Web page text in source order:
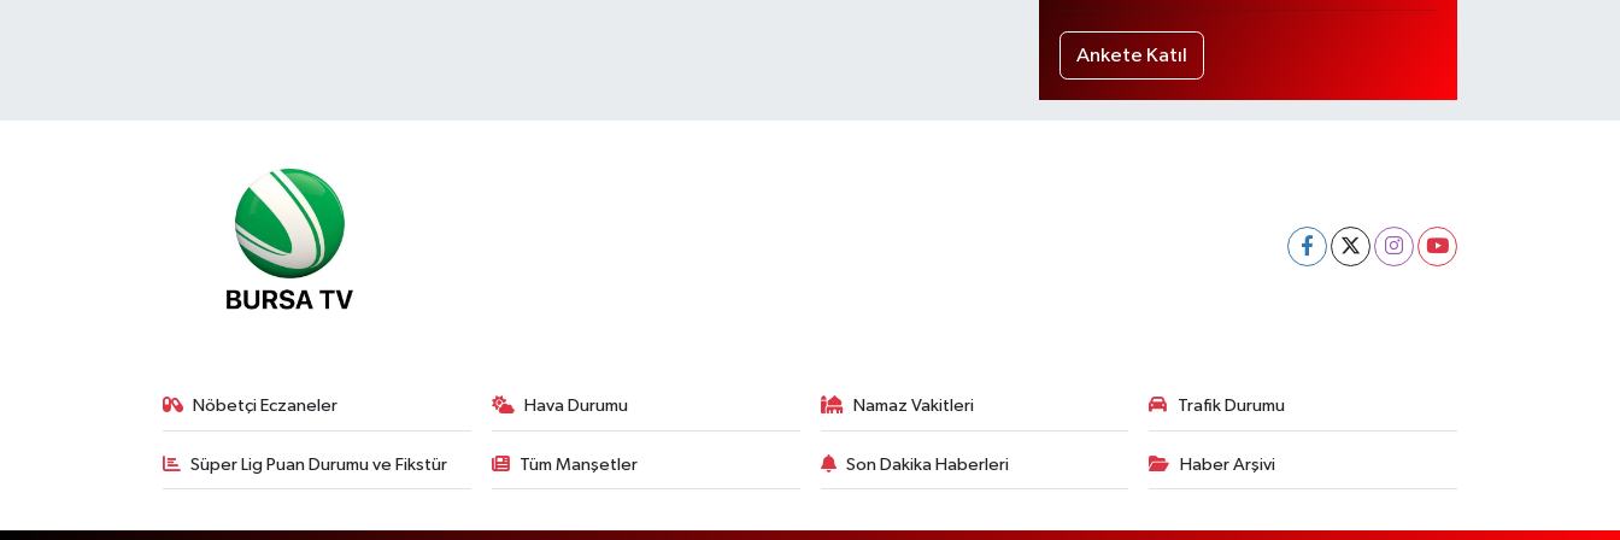
Ankete Katıl
Nöbetçi Eczaneler Hava Durumu Namaz Vakitleri Trafik Durumu
Süper Lig Puan Durumu ve Fikstür Tüm Manşetler Son Dakika Haberleri Haber Arşivi